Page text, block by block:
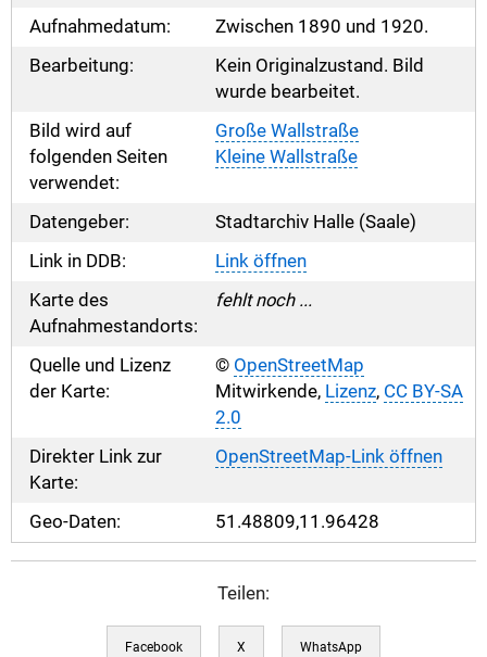
Aufnahmedatum:
Zwischen 1890 und 1920.
Bearbeitung:
Kein Originalzustand. Bild
wurde bearbeitet.
Bild wird auf
folgenden Seiten
verwendet:
Große Wallstraße
Kleine Wallstraße
Datengeber:
Stadtarchiv Halle (Saale)
Link in DDB:
Link öffnen
Karte des
Aufnahmestandorts:
fehlt noch ...
Quelle und Lizenz
der Karte:
© OpenStreetMap
Mitwirkende, Lizenz, CC BY-SA
2.0
Direkter Link zur
Karte:
OpenStreetMap-Link öffnen
Geo-Daten: 51.48809,11.96428
Teilen:
Facebook X WhatsApp